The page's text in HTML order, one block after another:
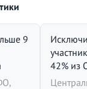
9
42% из